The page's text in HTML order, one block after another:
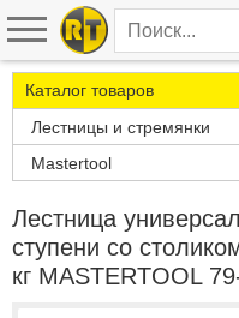
Каталог товаров
Лестницы и стремянки
Mastertool
Лестница
ступени со
кг MASTERTOOL